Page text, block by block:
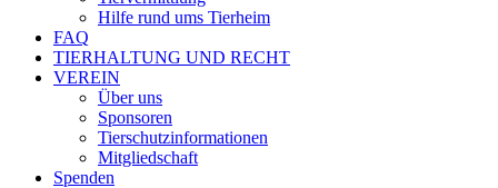
Hilfe rund ums Tierheim
FAQ
TIERHALTUNG UND RECHT
VEREIN
Über uns
Sponsoren
Tierschutzinformationen
Mitgliedschaft
Spenden